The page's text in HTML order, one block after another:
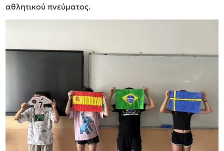
αθλητικού πνεύματος.